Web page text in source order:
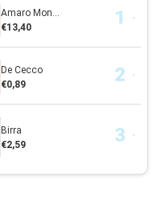
Amaro Mon...
€13,40
De Cecco
€0,89
Birra
€2,59